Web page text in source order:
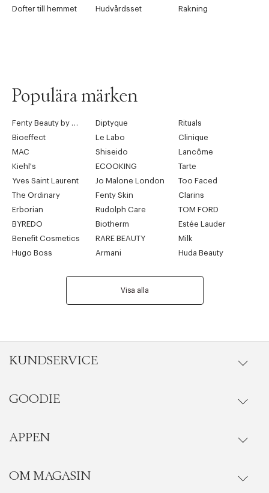
Dofter till hemmet
Hudvårdsset Rakning
Populära märken
Fenty Beauty by Rihanna Diptyque
Rituals
Bioeffect
Le Labo
Clinique
MAC
Shiseido
Lancôme
Kiehl's
ECOOKING
Tarte
Yves Saint Laurent
Jo Malone London
Too Faced
The Ordinary
Fenty Skin
Clarins
Erborian
Rudolph Care
TOM FORD
BYREDO
Biotherm
Estée Lauder
Benefit Cosmetics
RARE BEAUTY
Milk
Hugo Boss
Armani Huda Beauty
Visa alla
KUNDSERVICE
Onlineköp
Orderstatus
Leverans
GOODIE
Förmåner
Vanliga frågor
APPEN
Se medlemsfördelarna i Goodie-appen
OM MAGASIN